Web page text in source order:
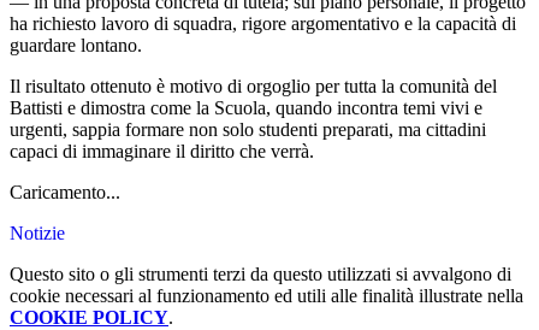
ha richiesto lavoro di squadra, rigore argomentativo e la capacità di
guardare lontano.
Il risultato ottenuto è motivo di orgoglio per tutta la comunità del
Battisti e dimostra come la Scuola, quando incontra temi vivi e
urgenti, sappia formare non solo studenti preparati, ma cittadini
capaci di immaginare il diritto che verrà.
Caricamento...
Notizie
Questo sito o gli strumenti terzi da questo utilizzati si avvalgono di
cookie necessari al funzionamento ed utili alle finalità illustrate nella
COOKIE POLICY.